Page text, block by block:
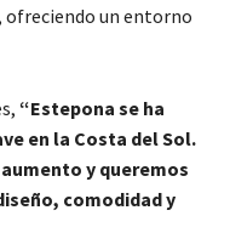
ofreciendo un entorno
“Estepona se ha
en la Costa del Sol.
y queremos
comodidad y